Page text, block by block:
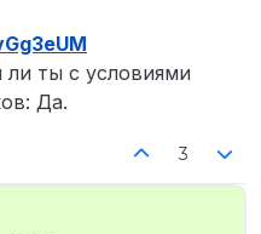
ли ты с условиями
Да.
3